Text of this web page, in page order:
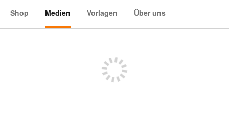
Shop
Medien Vorlagen Über uns